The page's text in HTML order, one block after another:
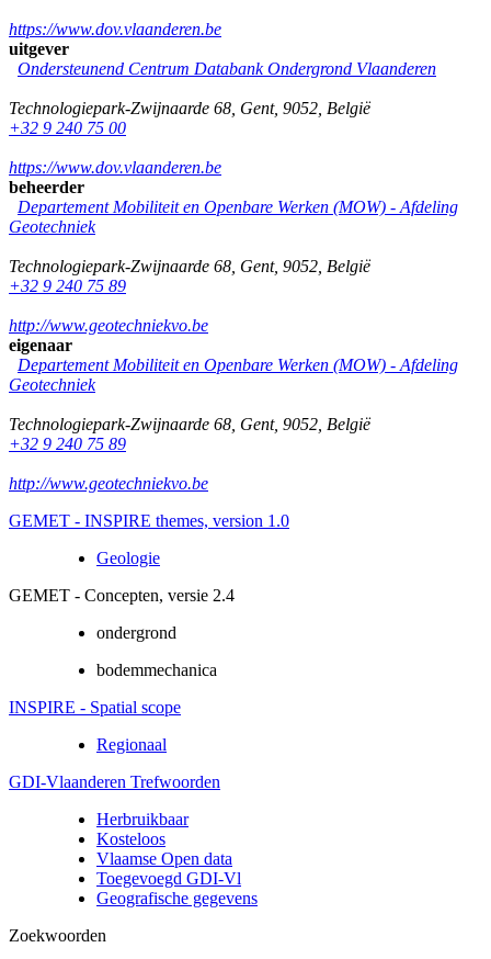
https://www.dov.vlaanderen.be
uitgever
Ondersteunend Centrum Databank Ondergrond Vlaanderen
Technologiepark-Zwijnaarde 68 Gent, 9052 België
+32 9 240 75 00
https://www.dov.vlaanderen.be
beheerder
Departement Mobiliteit en Openbare Werken (MOW) - Afdeling
Geotechniek
Technologiepark-Zwijnaarde 68 Gent, 9052 België
+32 9 240 75 89
http://www.geotechniekvo.be
eigenaar
Departement Mobiliteit en Openbare Werken (MOW) - Afdeling
Geotechniek
Technologiepark-Zwijnaarde 68 Gent, 9052 België
+32 9 240 75 89
http://www.geotechniekvo.be
GEMET - INSPIRE themes, version 1.0
Geologie
GEMET - Concepten, versie 2.4
ondergrond
bodemmechanica
INSPIRE - Spatial scope
Regionaal
GDI-Vlaanderen Trefwoorden
Herbruikbaar
Kosteloos
Vlaamse Open data
Toegevoegd GDI-Vl
Geografische gegevens
Zoekwoorden